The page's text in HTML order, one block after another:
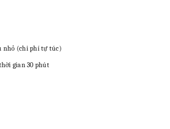
nhỏ (chi phí tự túc)
gian 30 phút